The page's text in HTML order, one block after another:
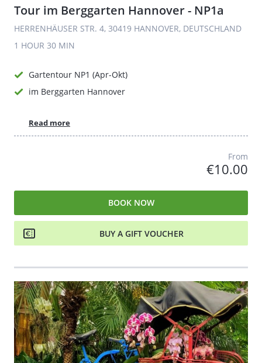
Tour im Berggarten Hannover - NP1a
HERRENHÄUSER STR. 4, 30419 HANNOVER, DEUTSCHLAND
1 HOUR 30 MIN
Gartentour NP1 (Apr-Okt)
im Berggarten Hannover
Read more
From
€10.00
BOOK NOW
BUY A GIFT VOUCHER